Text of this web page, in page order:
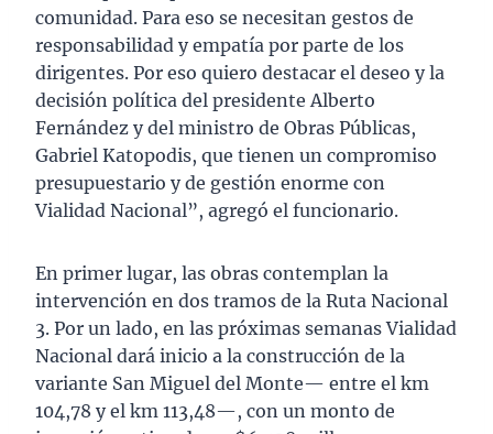
comunidad. Para eso se necesitan gestos de
responsabilidad y empatía por parte de los
dirigentes. Por eso quiero destacar el deseo y la
decisión política del presidente Alberto
Fernández y del ministro de Obras Públicas,
Gabriel Katopodis, que tienen un compromiso
presupuestario y de gestión enorme con
Vialidad Nacional”, agregó el funcionario.
En primer lugar, las obras contemplan la
intervención en dos tramos de la Ruta Nacional
3. Por un lado, en las próximas semanas Vialidad
Nacional dará inicio a la construcción de la
variante San Miguel del Monte— entre el km
104,78 y el km 113,48—, con un monto de